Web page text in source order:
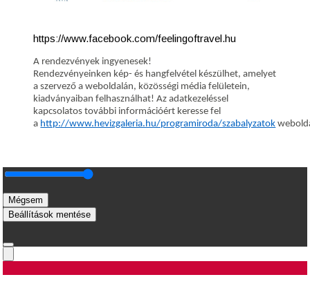
https://www.facebook.com/feelingoftravel.hu
A rendezvények ingyenesek!
Rendezvényeinken kép- és hangfelvétel készülhet, amelyet
a szervező a weboldalán, közösségi média felületein,
kiadványaiban felhasználhat! Az adatkezeléssel
kapcsolatos további információért keresse fel
a http://www.hevizgaleria.hu/programiroda/szabalyzatok
Mégsem
Beállítások mentése